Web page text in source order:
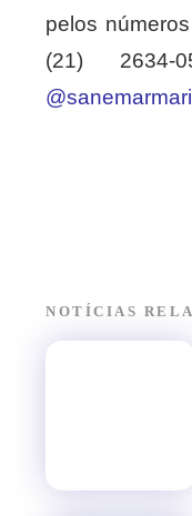
pelos
(21) 2634-
NOTÍCIAS